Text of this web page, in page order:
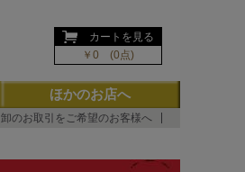
カートを見る
￥0 (0点)
ほかのお店へ
卸のお取引をご希望のお客様へ